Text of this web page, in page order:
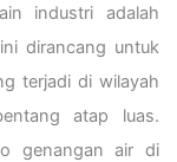
industri adalah
dirancang untuk
terjadi di wilayah
atap luas.
genangan air di